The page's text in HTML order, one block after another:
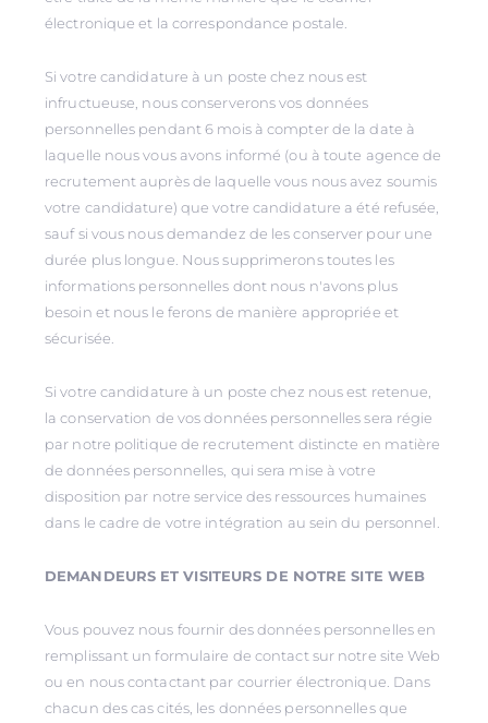
électronique et la correspondance postale.
Si votre candidature à un poste chez nous est
infructueuse, nous conserverons vos données
personnelles pendant 6 mois à compter de la date à
laquelle nous vous avons informé (ou à toute agence de
recrutement auprès de laquelle vous nous avez soumis
votre candidature) que votre candidature a été refusée,
sauf si vous nous demandez de les conserver pour une
durée plus longue. Nous supprimerons toutes les
informations personnelles dont nous n'avons plus
besoin et nous le ferons de manière appropriée et
sécurisée.
Si votre candidature à un poste chez nous est retenue,
la conservation de vos données personnelles sera régie
par notre politique de recrutement distincte en matière
de données personnelles, qui sera mise à votre
disposition par notre service des ressources humaines
dans le cadre de votre intégration au sein du personnel.
DEMANDEURS ET VISITEURS DE NOTRE SITE WEB
Vous pouvez nous fournir des données personnelles en
remplissant un formulaire de contact sur notre site Web
ou en nous contactant par courrier électronique. Dans
chacun des cas cités, les données personnelles que